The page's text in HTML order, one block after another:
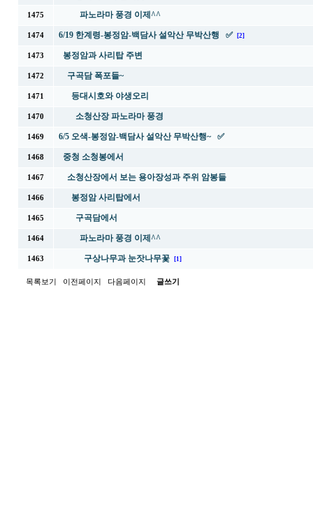
1475 파노라마 풍경 이제^^
1474 6/19 한계령-봉정암-백담사 설악산 무박산행 ✅ [2]
1473 봉정암과 사리탑 주변
1472 구곡담 폭포들~
1471 등대시호와 야생오리
1470 소청산장 파노라마 풍경
1469 6/5 오색-봉정암-백담사 설악산 무박산행~ ✅
1468 중청 소청봉에서
1467 소청산장에서 보는 용아장성과 주위 암봉들
1466 봉정암 사리탑에서
1465 구곡담에서
1464 파노라마 풍경 이제^^
1463 구상나무과 눈잣나무꽃 [1]
목록보기 이전페이지 다음페이지 글쓰기